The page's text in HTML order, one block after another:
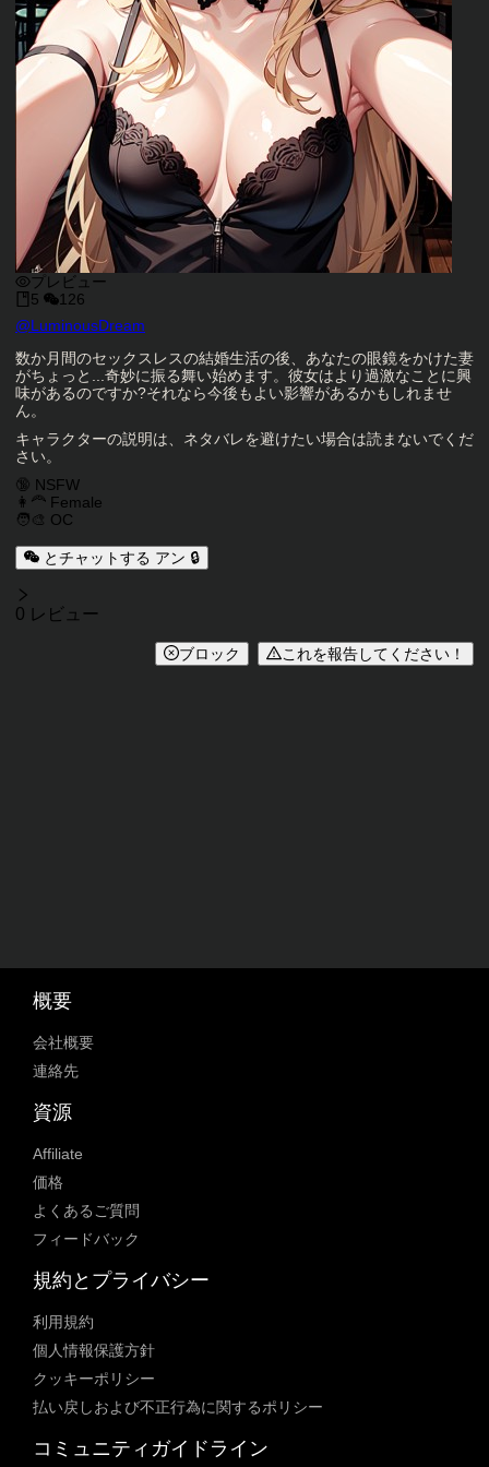
プレビュー
5
126
キャラクタークリエイター
@LuminousDream
キャラクター説明
数か月間のセックスレスの結婚生活の後、あなたの眼鏡をかけた妻
がちょっと...奇妙に振る舞い始めます。彼女はより過激なことに興
味があるのですか?それなら今後もよい影響があるかもしれませ
ん。
キャラクターの説明は、ネタバレを避けたい場合は読まないでくだ
さい。
キャラクタータグ
🔞 NSFW
👩‍🦰 Female
🧑‍🎨 OC
とチャットする アン 🔒
レビュー
0 レビュー
ブロック これを報告してください！
概要
会社概要
連絡先
資源
Affiliate
価格
よくあるご質問
フィードバック
規約とプライバシー
利用規約
個人情報保護方針
クッキーポリシー
払い戻しおよび不正行為に関するポリシー
コミュニティガイドライン